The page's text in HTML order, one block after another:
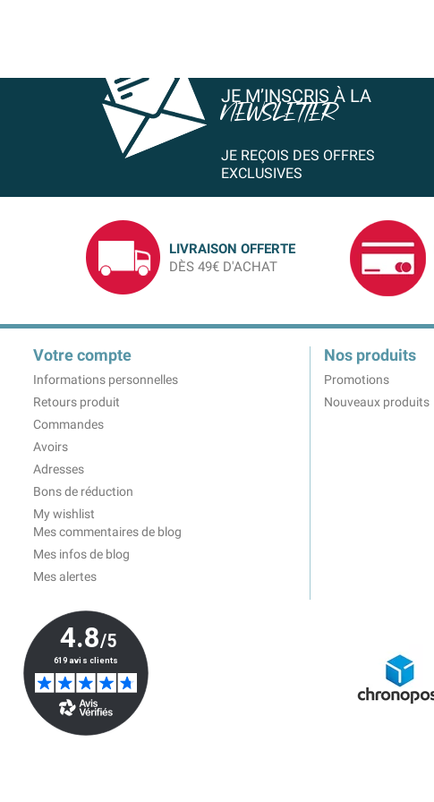
JE M’INSCRIS À LA
NEWSLETTER
JE REÇOIS DES OFFRES
EXCLUSIVES
LIVRAISON OFFERTE
DÈS 49€ D'ACHAT
Votre compte
Informations personnelles
Retours produit
Commandes
Avoirs
Adresses
Bons de réduction
My wishlist
Mes commentaires de blog
Mes infos de blog
Mes alertes
Nos produits
Promotions
Nouveaux produits